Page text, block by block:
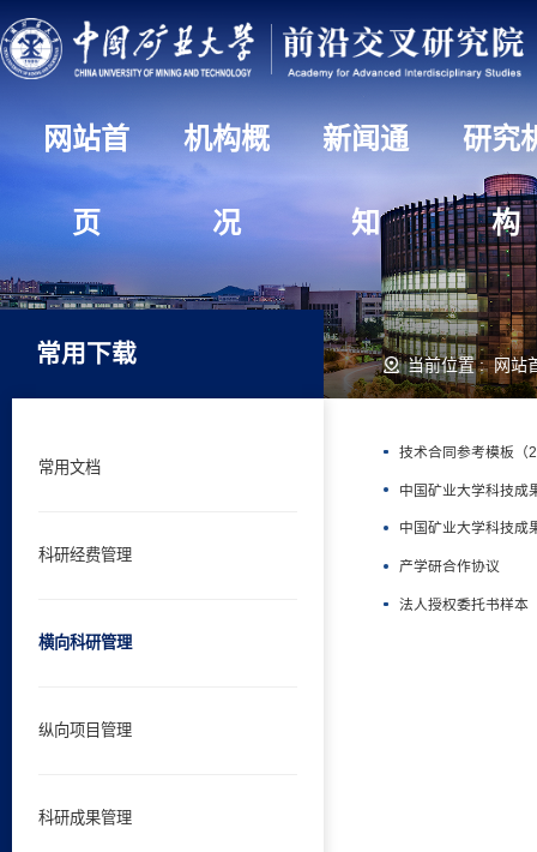
网站首
页
机构概
况
新闻通
知
研究
构
当前位置 :网站
常用下载
常用文档
科研经费管理
横向科研管理
纵向项目管理
科研成果管理
技术合同参考模板（
中国矿业大学科技成
中国矿业大学科技成
产学研合作协议
法人授权委托书样本